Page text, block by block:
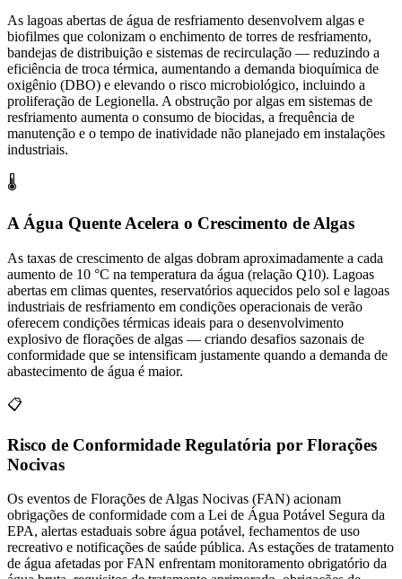
As lagoas abertas de água de resfriamento desenvolvem algas e
biofilmes que colonizam o enchimento de torres de resfriamento,
bandejas de distribuição e sistemas de recirculação — reduzindo a
eficiência de troca térmica, aumentando a demanda bioquímica de
oxigênio (DBO) e elevando o risco microbiológico, incluindo a
proliferação de Legionella. A obstrução por algas em sistemas de
resfriamento aumenta o consumo de biocidas, a frequência de
manutenção e o tempo de inatividade não planejado em instalações
industriais.
🌡️
A Água Quente Acelera o Crescimento de Algas
As taxas de crescimento de algas dobram aproximadamente a cada
aumento de 10 °C na temperatura da água (relação Q10). Lagoas
abertas em climas quentes, reservatórios aquecidos pelo sol e lagoas
industriais de resfriamento em condições operacionais de verão
oferecem condições térmicas ideais para o desenvolvimento
explosivo de florações de algas — criando desafios sazonais de
conformidade que se intensificam justamente quando a demanda de
abastecimento de água é maior.
📋
Risco de Conformidade Regulatória por Florações
Nocivas
Os eventos de Florações de Algas Nocivas (FAN) acionam
obrigações de conformidade com a Lei de Água Potável Segura da
EPA, alertas estaduais sobre água potável, fechamentos de uso
recreativo e notificações de saúde pública. As estações de tratamento
de água afetadas por FAN enfrentam monitoramento obrigatório da